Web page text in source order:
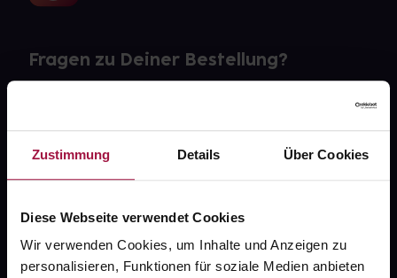
Zustimmung Details Über Cookies
Diese Webseite verwendet Cookies
Wir verwenden Cookies, um Inhalte und Anzeigen zu
personalisieren, Funktionen für soziale Medien anbieten
Fragen zu Deiner Bestellung?